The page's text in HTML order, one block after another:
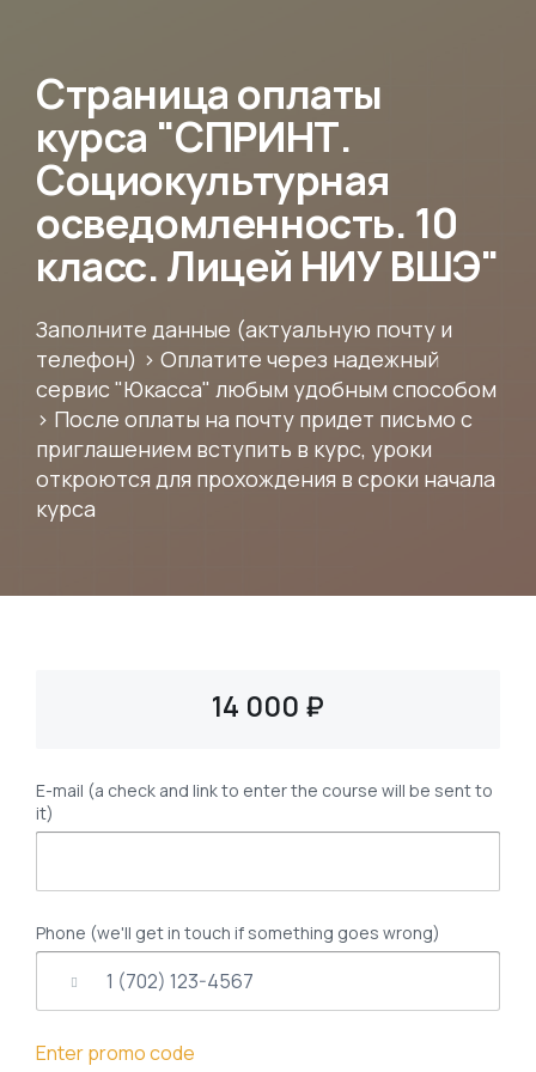
Страница оплаты
курса "СПРИНТ.
Социокультурная
осведомленность. 10
класс. Лицей НИУ ВШЭ"
Заполните данные (актуальную почту и
телефон) > Оплатите через надежный
сервис "Юкасса" любым удобным способом
> После оплаты на почту придет письмо с
приглашением вступить в курс, уроки
откроются для прохождения в сроки начала
курса
14 000 ₽
E-mail (a check and link to enter the course will be sent to
it)
Phone (we'll get in touch if something goes wrong)
Enter promo code